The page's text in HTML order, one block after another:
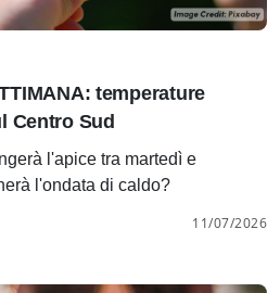
temperature
Centro Sud
l'apice tra martedì e
l'ondata di caldo?
11/07/2026